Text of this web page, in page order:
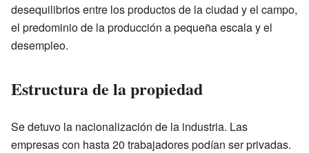
desequilibrios entre los productos de la ciudad y el campo,
el predominio de la producción a pequeña escala y el
desempleo.
Estructura de la propiedad
Se detuvo la nacionalización de la industria. Las
empresas con hasta 20 trabajadores podían ser privadas.